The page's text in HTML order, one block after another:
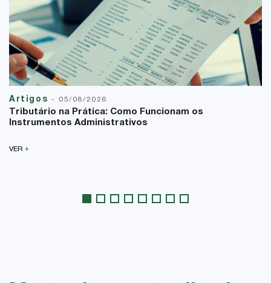
Artigos - 05/08/2026
Tributário na Prática: Como Funcionam os
Instrumentos Administrativos
VER +